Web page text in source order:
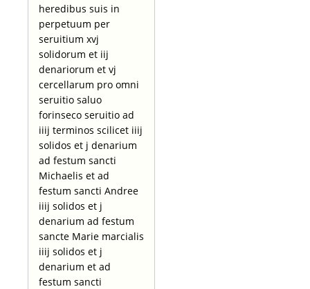
heredibus suis in
perpetuum per
seruitium xvj
solidorum et iij
denariorum et vj
cercellarum pro omni
seruitio saluo
forinseco seruitio ad
iiij terminos scilicet iiij
solidos et j denarium
ad festum sancti
Michaelis et ad
festum sancti Andree
iiij solidos et j
denarium ad festum
sancte Marie marcialis
iiij solidos et j
denarium et ad
festum sancti